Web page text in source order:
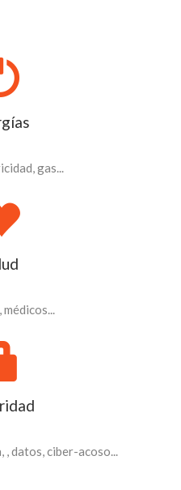
gas...
datos, ciber-acoso...